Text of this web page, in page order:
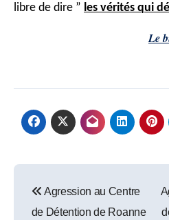
libre de dire ” les vérités qui
Le
navigation
Agression au Centre
de Détention de Roanne